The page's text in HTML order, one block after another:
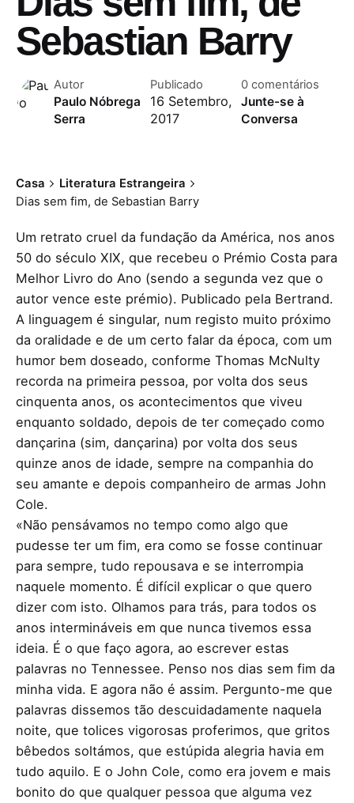
Sebastian Barry
Autor
Paulo Nóbrega
Serra
Publicado
16 Setembro,
2017
0 comentários
Junte-se à
Conversa
Casa
Literatura Estrangeira
Dias sem fim, de Sebastian Barry
Um retrato cruel da fundação da América, nos anos
50 do século XIX, que recebeu o Prémio Costa para
Melhor Livro do Ano (sendo a segunda vez que o
autor vence este prémio). Publicado pela Bertrand.
A linguagem é singular, num registo muito próximo
da oralidade e de um certo falar da época, com um
humor bem doseado, conforme Thomas McNulty
recorda na primeira pessoa, por volta dos seus
cinquenta anos, os acontecimentos que viveu
enquanto soldado, depois de ter começado como
dançarina (sim, dançarina) por volta dos seus
quinze anos de idade, sempre na companhia do
seu amante e depois companheiro de armas John
Cole.
«Não pensávamos no tempo como algo que
pudesse ter um fim, era como se fosse continuar
para sempre, tudo repousava e se interrompia
naquele momento. É difícil explicar o que quero
dizer com isto. Olhamos para trás, para todos os
anos intermináveis em que nunca tivemos essa
ideia. É o que faço agora, ao escrever estas
palavras no Tennessee. Penso nos dias sem fim da
minha vida. E agora não é assim. Pergunto-me que
palavras dissemos tão descuidadamente naquela
noite, que tolices vigorosas proferimos, que gritos
bêbedos soltámos, que estúpida alegria havia em
tudo aquilo. E o John Cole, como era jovem e mais
bonito do que qualquer pessoa que alguma vez